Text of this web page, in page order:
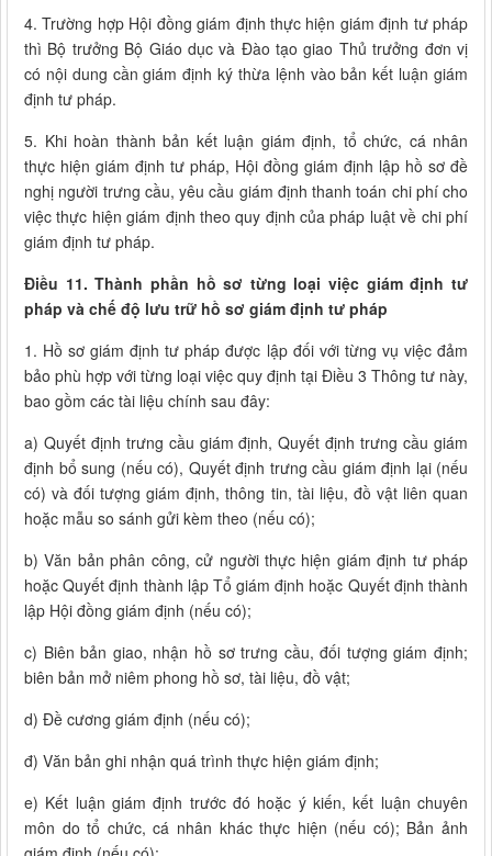
4. Trường hợp Hội đồng giám định thực hiện giám định tư pháp
thì Bộ trưởng Bộ Giáo dục và Đào tạo giao Thủ trưởng đơn vị
có nội dung cần giám định ký thừa lệnh vào bản kết luận giám
định tư pháp.
5. Khi hoàn thành bản kết luận giám định, tổ chức, cá nhân
thực hiện giám định tư pháp, Hội đồng giám định lập hồ sơ đề
nghị người trưng cầu, yêu cầu giám định thanh toán chi phí cho
việc thực hiện giám định theo quy định của pháp luật về chi phí
giám định tư pháp.
Điều 11. Thành phần hồ sơ từng loại việc giám định tư
pháp và chế độ lưu trữ hồ sơ giám định tư pháp
1. Hồ sơ giám định tư pháp được lập đối với từng vụ việc đảm
bảo phù hợp với từng loại việc quy định tại Điều 3 Thông tư này,
bao gồm các tài liệu chính sau đây:
a) Quyết định trưng cầu giám định, Quyết định trưng cầu giám
định bổ sung (nếu có), Quyết định trưng cầu giám định lại (nếu
có) và đối tượng giám định, thông tin, tài liệu, đồ vật liên quan
hoặc mẫu so sánh gửi kèm theo (nếu có);
b) Văn bản phân công, cử người thực hiện giám định tư pháp
hoặc Quyết định thành lập Tổ giám định hoặc Quyết định thành
lập Hội đồng giám định (nếu có);
c) Biên bản giao, nhận hồ sơ trưng cầu, đối tượng giám định;
biên bản mở niêm phong hồ sơ, tài liệu, đồ vật;
d) Đề cương giám định (nếu có);
đ) Văn bản ghi nhận quá trình thực hiện giám định;
e) Kết luận giám định trước đó hoặc ý kiến, kết luận chuyên
môn do tổ chức, cá nhân khác thực hiện (nếu có); Bản ảnh